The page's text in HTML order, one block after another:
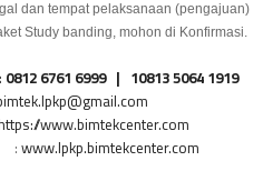
dan tempat pelaksanaan (pengajuan)
Study banding, mohon di Konfirmasi.
: 0812 6761 6999 | 10813 5064 1919
www.bimtekcenter.com
: www.lpkp.bimtekcenter.com